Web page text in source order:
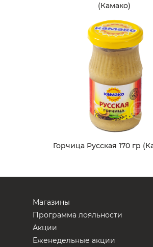
(Камако)
Горчица Русская 170 гр
Магазины
Программа лояльности
Акции
Еженедельные акции